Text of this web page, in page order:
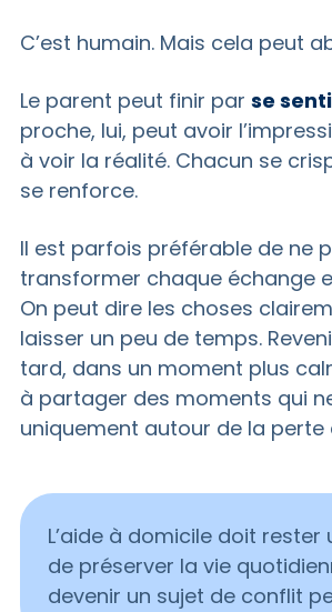
C’est humain. Mais cela peut
Le parent peut finir par se
proche, lui, peut avoir
à voir la réalité. Chacun se
se renforce.
Il est parfois préférable de ne
transformer chaque échange
On peut dire les choses
laisser un peu de temps.
tard, dans un moment plus
à partager des moments qui
uniquement autour de la perte
L’aide à domicile doit rester
de préserver la vie
devenir un sujet de conflit